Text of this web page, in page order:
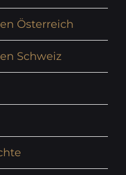
Österreich
Schweiz